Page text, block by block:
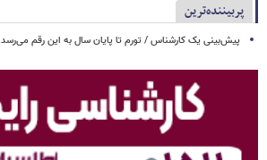
پربیننده‌ترین
پیش‌بینی یک کارشناس / تورم تا پایان سال به این رقم می‌رسد